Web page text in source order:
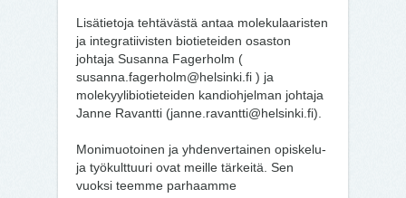
Lisätietoja tehtävästä antaa molekulaaristen
ja integratiivisten biotieteiden osaston
johtaja Susanna Fagerholm (
susanna.fagerholm@helsinki.fi ) ja
molekyylibiotieteiden kandiohjelman johtaja
Janne Ravantti (janne.ravantti@helsinki.fi).
Monimuotoinen ja yhdenvertainen opiskelu-
ja työkulttuuri ovat meille tärkeitä. Sen
vuoksi teemme parhaamme